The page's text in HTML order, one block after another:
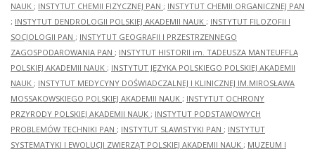
NAUK ; INSTYTUT CHEMII FIZYCZNEJ PAN ; INSTYTUT CHEMII ORGANICZNEJ PAN
; INSTYTUT DENDROLOGII POLSKIEJ AKADEMII NAUK ; INSTYTUT FILOZOFII I
SOCJOLOGII PAN ; INSTYTUT GEOGRAFII I PRZESTRZENNEGO
ZAGOSPODAROWANIA PAN ; INSTYTUT HISTORII im. TADEUSZA MANTEUFFLA
POLSKIEJ AKADEMII NAUK ; INSTYTUT JĘZYKA POLSKIEGO POLSKIEJ AKADEMII
NAUK ; INSTYTUT MEDYCYNY DOŚWIADCZALNEJ I KLINICZNEJ IM.MIROSŁAWA
MOSSAKOWSKIEGO POLSKIEJ AKADEMII NAUK ; INSTYTUT OCHRONY
PRZYRODY POLSKIEJ AKADEMII NAUK ; INSTYTUT PODSTAWOWYCH
PROBLEMÓW TECHNIKI PAN ; INSTYTUT SLAWISTYKI PAN ; INSTYTUT
SYSTEMATYKI I EWOLUCJI ZWIERZĄT POLSKIEJ AKADEMII NAUK ; MUZEUM I